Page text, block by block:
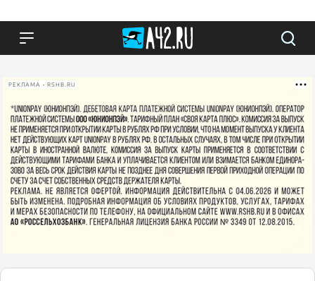
РЕКЛАМА • RSHB.RU